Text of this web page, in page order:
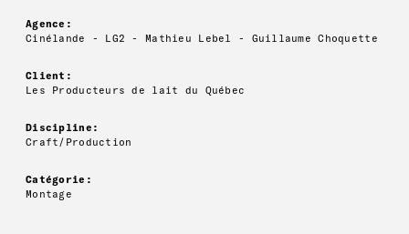
Agence:
Cinélande - LG2 - Mathieu Lebel - Guillaume Choquette
Client:
Les Producteurs de lait du Québec
Discipline:
Craft/Production
Catégorie:
Montage